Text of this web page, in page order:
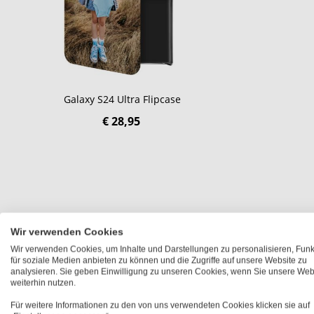
Galaxy S24 Ultra Flipcase
€ 28,95
Personalisierte Samsung Galaxy
Wir verwenden Cookies
Wir verwenden Cookies, um Inhalte und Darstellungen zu personalisieren,
für soziale Medien anbieten zu können und die Zugriffe auf unsere Website zu
analysieren. Sie geben Einwilligung zu unseren Cookies, wenn Sie unsere
weiterhin nutzen.
Für weitere Informationen zu den von uns verwendeten Cookies klicken sie auf